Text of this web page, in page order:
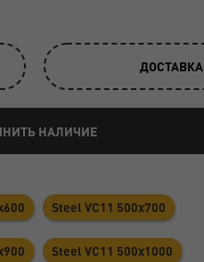
ДОСТАВКА
НАЛИЧИЕ
Steel VC11 500х700
Steel VC11 500х1000